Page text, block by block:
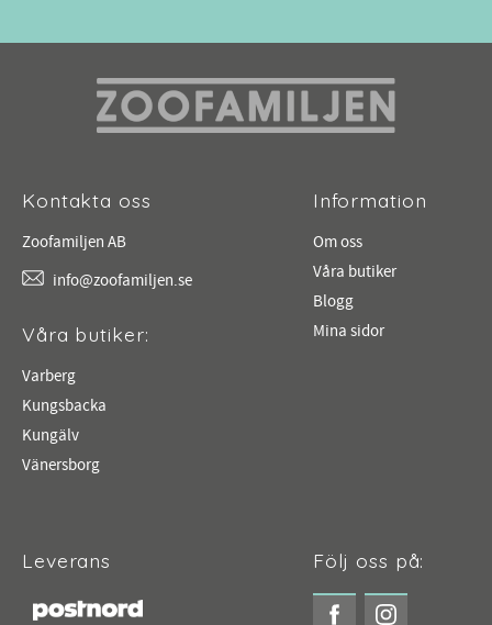
Kontakta oss
Zoofamiljen AB
info@zoofamiljen.se
Våra butiker:
Varberg
Kungsbacka
Kungälv
Vänersborg
Information
Om oss
Våra butiker
Blogg
Mina sidor
Leverans Följ oss på: